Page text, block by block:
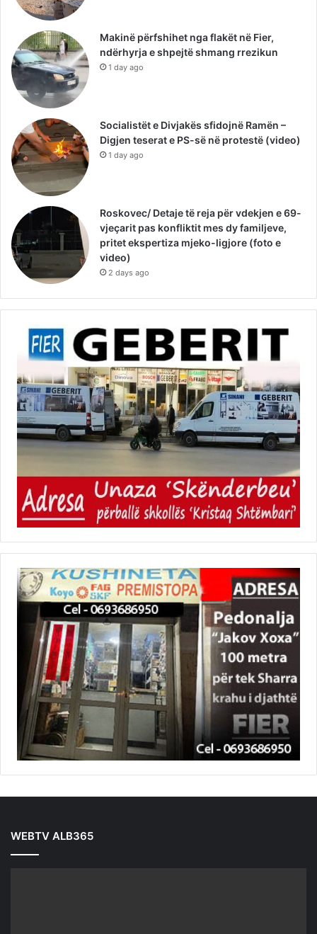
Makinë përfshihet nga flakët në Fier,
ndërhyrja e shpejtë shmang rrezikun
1 day ago
Socialistët e Divjakës sfidojnë Ramën –
Digjen teserat e PS-së në protestë (video)
1 day ago
Roskovec/ Detaje të reja për vdekjen e 69-
vjeçarit pas konfliktit mes dy familjeve,
pritet ekspertiza mjeko-ligjore (foto e
video)
2 days ago
WEBTV ALB365